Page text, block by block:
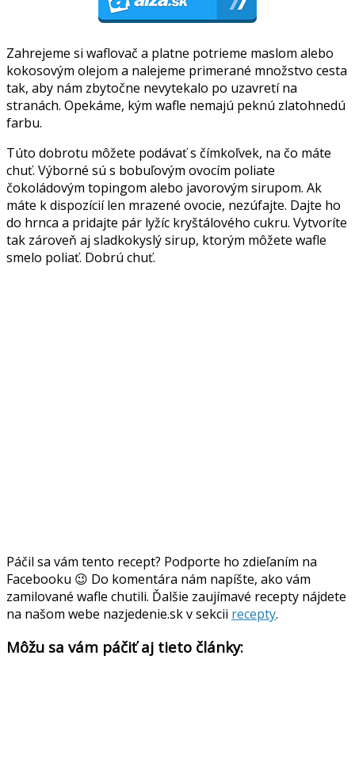
Zahrejeme si waflovač a platne potrieme maslom alebo
kokosovým olejom a nalejeme primerané množstvo cesta
tak, aby nám zbytočne nevytekalo po uzavretí na
stranách. Opekáme, kým wafle nemajú peknú zlatohnedú
farbu.
Túto dobrotu môžete podávať s čímkoľvek, na čo máte
chuť. Výborné sú s bobuľovým ovocím poliate
čokoládovým topingom alebo javorovým sirupom. Ak
máte k dispozícií len mrazené ovocie, nezúfajte. Dajte ho
do hrnca a pridajte pár lyžíc kryštálového cukru. Vytvoríte
tak zároveň aj sladkokyslý sirup, ktorým môžete wafle
smelo poliať. Dobrú chuť.
Páčil sa vám tento recept? Podporte ho zdieľaním na
Facebooku 😉 Do komentára nám napíšte, ako vám
zamilované wafle chutili. Ďalšie zaujímavé recepty nájdete
na našom webe nazjedenie.sk v sekcii recepty.
Môžu sa vám páčiť aj tieto články: